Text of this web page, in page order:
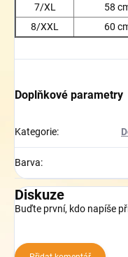
7/XL
58
8/XXL
60
Doplňkové parametry
Kategorie:
Barva:
Diskuze
Buďte první, kdo napíše